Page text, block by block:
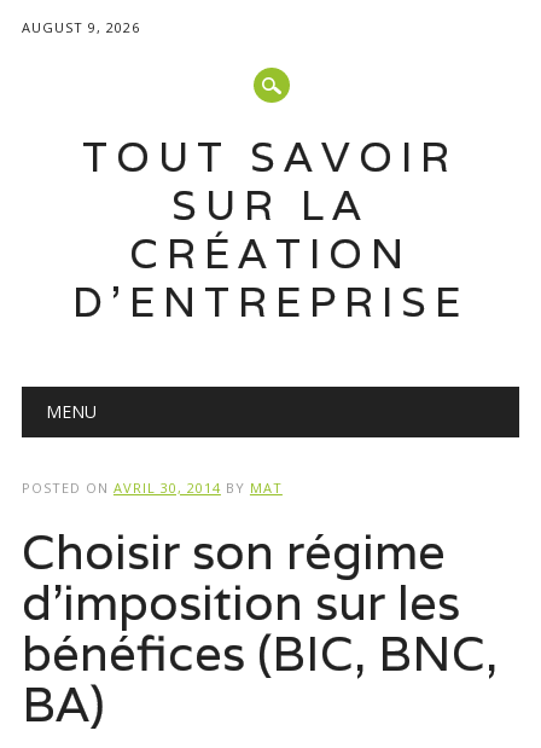
AUGUST 9, 2026
TOUT SAVOIR
SUR LA
CRÉATION
D'ENTREPRISE
Main menu
MENU
POSTED ON AVRIL 30, 2014 BY MAT
Choisir son régime
d’imposition sur les
bénéfices (BIC, BNC,
BA)